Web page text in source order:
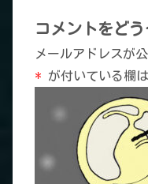
コメントをどう
メールアドレスが
* が付いている欄